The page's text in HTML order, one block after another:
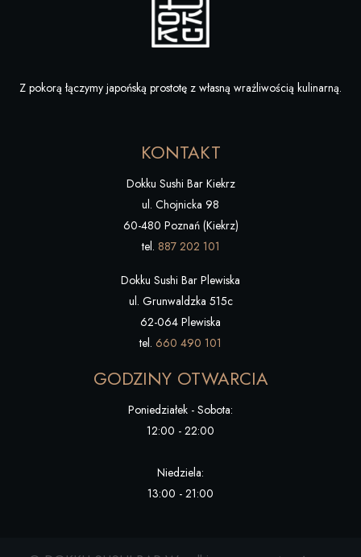
KONTAKT
Dokku Sushi Bar Kiekrz
ul. Chojnicka 98
60-480 Poznań (Kiekrz)
tel. 887 202 101
Dokku Sushi Bar Plewiska
ul. Grunwaldzka 515c
62-064 Plewiska
tel. 660 490 101
Z pokorą łączymy japońską prostotę z własną wrażliwością kulinarną.
GODZINY OTWARCIA
Poniedziałek - Sobota:
12:00 - 22:00
Niedziela:
13:00 - 21:00